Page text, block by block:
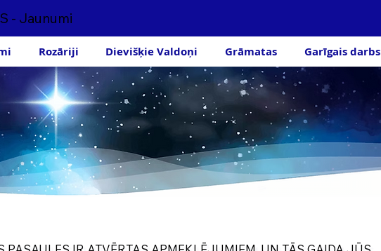
- Jaunumi
Rozāriji Dievišķie Valdoņi Grāmatas Garīgais darbs